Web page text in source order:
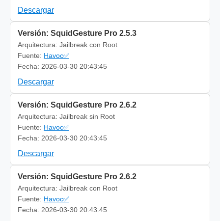
Descargar
Versión: SquidGesture Pro 2.5.3
Arquitectura: Jailbreak con Root
Fuente: Havoc✅
Fecha: 2026-03-30 20:43:45
Descargar
Versión: SquidGesture Pro 2.6.2
Arquitectura: Jailbreak sin Root
Fuente: Havoc✅
Fecha: 2026-03-30 20:43:45
Descargar
Versión: SquidGesture Pro 2.6.2
Arquitectura: Jailbreak con Root
Fuente: Havoc✅
Fecha: 2026-03-30 20:43:45